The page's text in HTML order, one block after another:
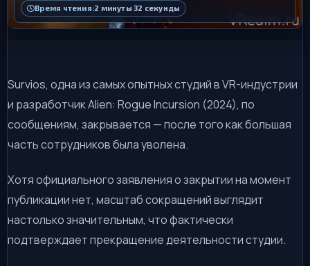
Время чтения:2 минуты 32 секунды
Survios, одна из самых опытных студий в VR-индустрии
и разработчик Alien: Rogue Incursion (2024), по
сообщениям, закрывается — после того как большая
часть сотрудников была уволена.
Хотя официального заявления о закрытии на момент
публикации нет, масштаб сокращений выглядит
настолько значительным, что фактически
подтверждает прекращение деятельности студии.